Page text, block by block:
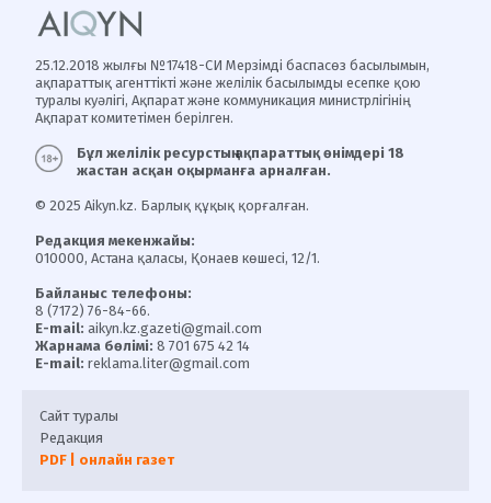
25.12.2018 жылғы №17418-СИ Мерзімді баспасөз басылымын,
ақпараттық агенттікті және желілік басылымды есепке қою
туралы куәлігі, Ақпарат және коммуникация министрлігінің
Ақпарат комитетімен берілген.
Бұл желілік ресурстың ақпараттық өнімдері 18
жастан асқан оқырманға арналған.
© 2025 Aikyn.kz. Барлық құқық қорғалған.
Редакция мекенжайы:
010000, Астана қаласы, Қонаев көшесі, 12/1.
Байланыс телефоны:
8 (7172) 76-84-66.
E-mail: aikyn.kz.gazeti@gmail.com
Жарнама бөлімі: 8 701 675 42 14
E-mail: reklama.liter@gmail.com
Сайт туралы
Редакция
PDF | онлайн газет